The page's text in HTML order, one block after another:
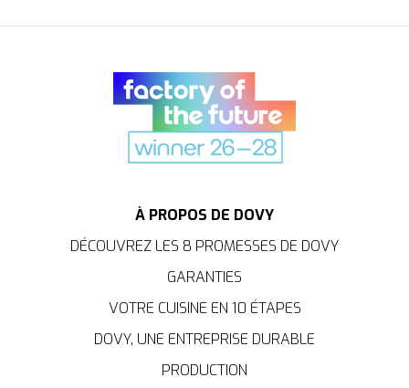
À PROPOS DE DOVY
DÉCOUVREZ LES 8 PROMESSES DE DOVY
GARANTIES
VOTRE CUISINE EN 10 ÉTAPES
DOVY, UNE ENTREPRISE DURABLE
PRODUCTION